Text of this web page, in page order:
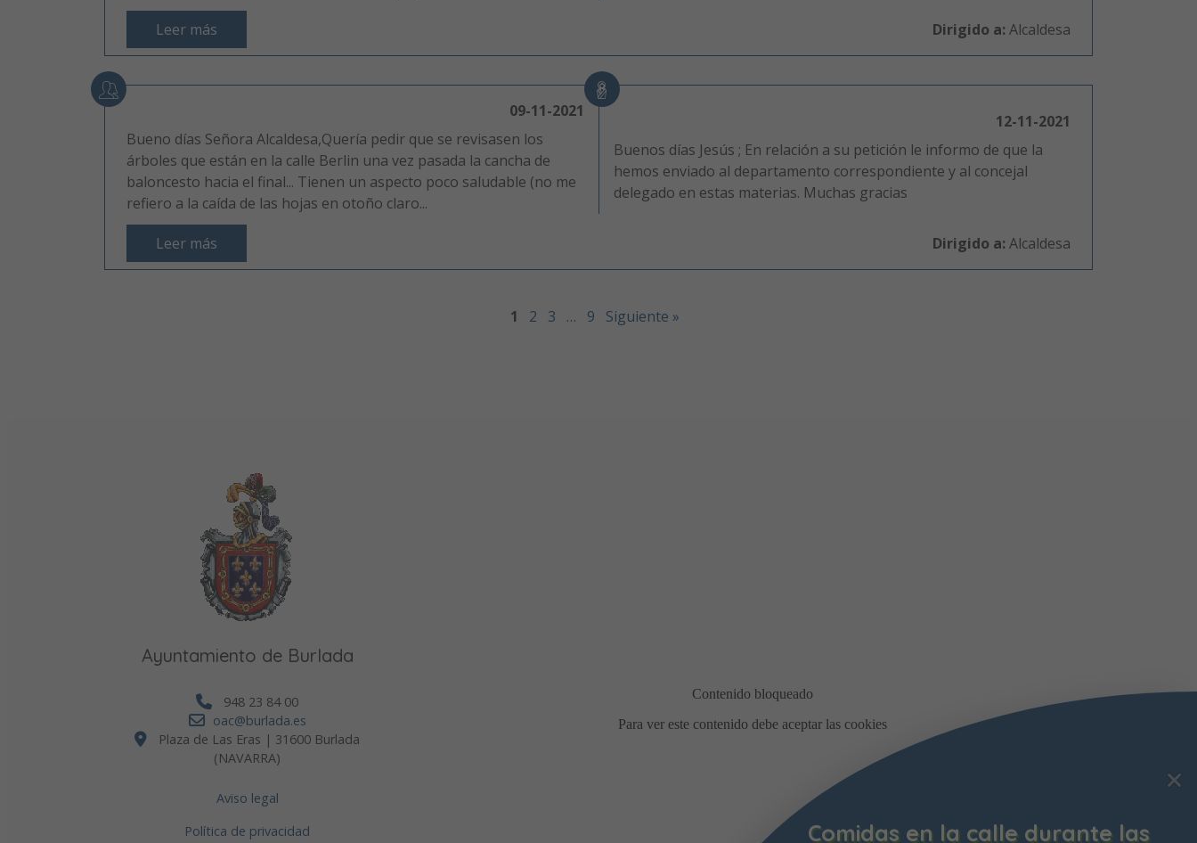
Comidas en la calle durante las Bonificación de la
Leer más Dirigido a: Alcaldesa
09-11-2021
Bueno días Señora Alcaldesa,Quería pedir que se revisasen los
árboles que están en la calle Berlin una vez pasada la cancha de
baloncesto hacia el final... Tienen un aspecto poco saludable (no me
refiero a la caída de las hojas en otoño claro...
12-11-2021
Buenos días Jesús ; En relación a su petición le informo de que la
hemos enviado al departamento correspondiente y al concejal
delegado en estas materias. Muchas gracias
Leer más Dirigido a: Alcaldesa
1 2 3 … 9 Siguiente »
Ayuntamiento de Burlada
948 23 84 00
oac@burlada.es
Plaza de Las Eras | 31600 Burlada
(NAVARRA)
Aviso legal
Política de privacidad